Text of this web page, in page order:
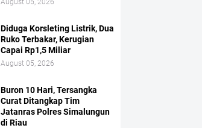
August 05, 2026
Diduga Korsleting Listrik, Dua
Ruko Terbakar, Kerugian
Capai Rp1,5 Miliar
August 05, 2026
Buron 10 Hari, Tersangka
Curat Ditangkap Tim
Jatanras Polres Simalungun
di Riau